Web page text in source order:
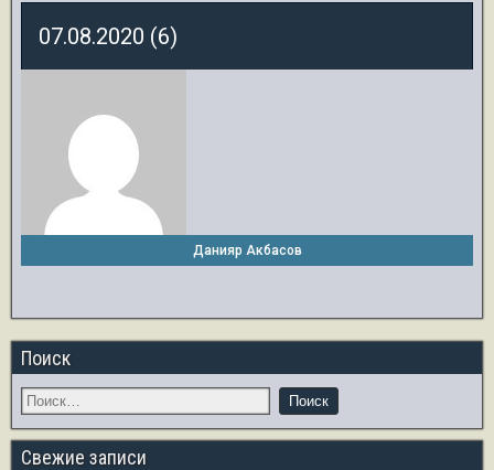
07.08.2020 (6)
Данияр Акбасов
Поиск
Свежие записи